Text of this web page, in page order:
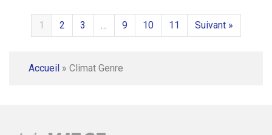
1 2 3 … 9 10 11 Suivant »
Accueil » Climat Genre